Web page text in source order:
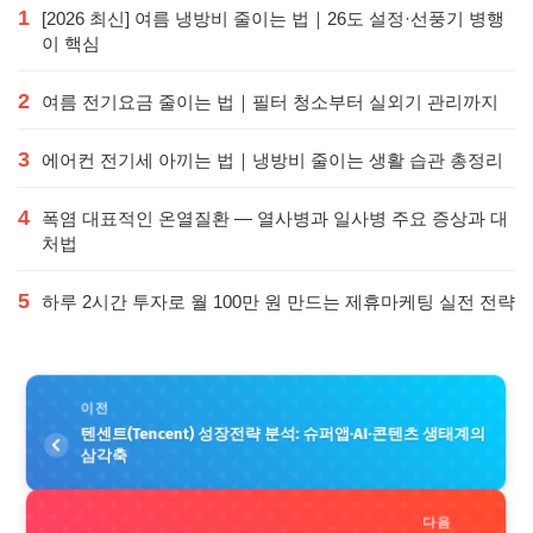
1
[2026 최신] 여름 냉방비 줄이는 법｜26도 설정·선풍기 병행
이 핵심
2 여름 전기요금 줄이는 법｜필터 청소부터 실외기 관리까지
3 에어컨 전기세 아끼는 법｜냉방비 줄이는 생활 습관 총정리
4
폭염 대표적인 온열질환 — 열사병과 일사병 주요 증상과 대
처법
5 하루 2시간 투자로 월 100만 원 만드는 제휴마케팅 실전 전략
이전
텐센트(Tencent) 성장전략 분석: 슈퍼앱·AI·콘텐츠 생태계의
삼각축
다음